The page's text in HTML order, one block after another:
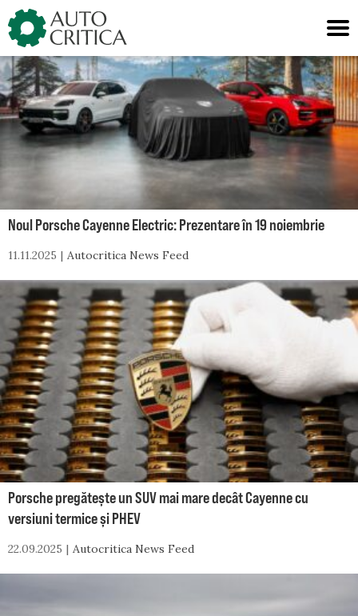
Skip
to
content
Noul Porsche Cayenne Electric: Prezentare în 19 noiembrie
11.11.2025 Autocritica News Feed
Porsche pregătește un SUV mai mare decât Cayenne cu
versiuni termice și PHEV
22.09.2025 Autocritica News Feed